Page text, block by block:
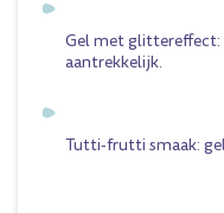
Gel met glittereffect:
aantrekkelijk.
Tutti-frutti smaak: